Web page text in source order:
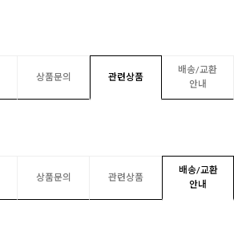
상품문의 관련상품
배송/교환
안내
상품문의 관련상품
배송/교환
안내